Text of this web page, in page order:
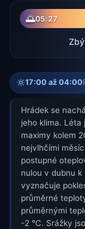
🌅05:27
17:00 až 04:00
Hrádek se
jeho klima.
maximy kolem
nejvlhčími
postupné
nulou v dubnu k
vyznačuje
průměrné
průměrnými
-2 °C. Srážky